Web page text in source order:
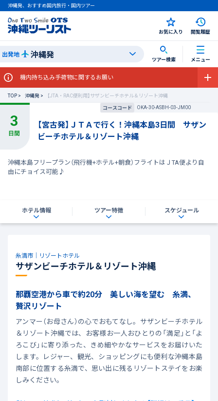
沖縄発、おすすめ国内旅行・国内ツアー
お気に入り 閲覧履歴
出発地 沖縄発 ツアー検索 メニュー
機内持ち込み手荷物に関するお願い
TOP 沖縄発
【JTA・RAC便利用】サザンビーチホテル＆リゾート沖縄
コースコード
OKA-30-ASBH-03-JM00
【宮古発】ＪＴＡで行く！沖縄本島3日間 サザン
ビーチホテル＆リゾート沖縄
沖縄本島フリープラン（飛行機+ホテル+朝食）フライトはＪTA便より自
由にチョイス可能♪
ホテル情報 ツアー特徴 スケジュール
糸満市｜リゾートホテル
サザンビーチホテル＆リゾート沖縄
那覇空港から車で約20分 美しい海を望む 糸満、
贅沢リゾート
アンマー（お母さん）の心でおもてなし。サザンビーチホテル
＆リゾート沖縄では、お客様お一人おひとりの「満足」と「よ
ろこび」に寄り添った、きめ細やかなサービスをお届けいた
します。レジャー、観光、ショッピングにも便利な沖縄本島
南部に位置する糸満で、思い出に残るリゾートステイをお楽
しみください。